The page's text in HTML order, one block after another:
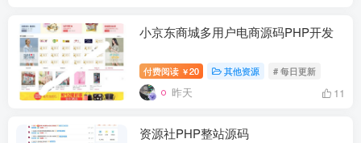
小京东商城多用户电商源码PHP开发
付费阅读 ￥20 其他资源 # 每日更新
昨天 11
资源社PHP整站源码